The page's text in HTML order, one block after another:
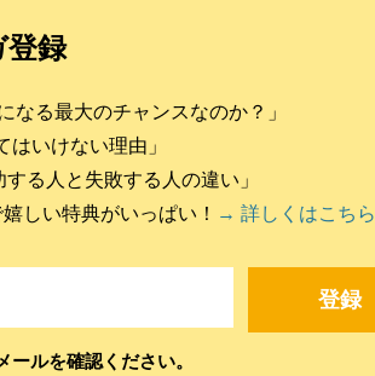
登録
なる最大のチャンスなのか？」
はいけない理由」
る人と失敗する人の違い」
しい特典がいっぱい！ → 詳しくはこちら
ルを確認ください。